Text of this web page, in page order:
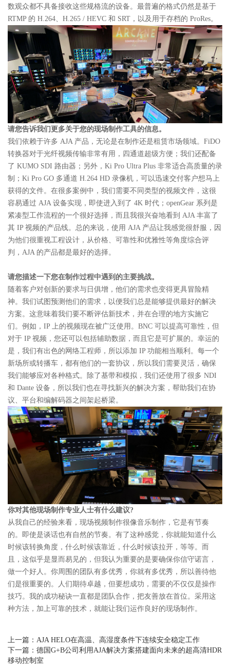
数观众都不具备接收这些规格流的设备。最普遍的格式仍然是基于
RTMP 的 H.264、H.265 / HEVC 和 SRT，以及用于存档的 ProRes。
请您告诉我们更多关于您的现场制作工具的信息。
我们依赖于许多 AJA 产品，无论是在制作还是租赁市场领域。FiDO
转换器对于光纤视频传输非常有用，四通道超级方便；我们还配备
了 KUMO SDI 路由器；另外，Ki Pro Ultra Plus 非常适合高质量的录
制；Ki Pro GO 多通道 H.264 HD 录像机，可以迅速交付客户想马上
获得的文件。在很多案例中，我们需要不同类型的视频文件，这很
容易通过 AJA 设备实现，即使进入到了 4K 时代；openGear 系列是
紧凑型工作流程的一个很好选择，而且我很兴奋地看到 AJA 丰富了
其 IP 视频的产品线。总的来说，使用 AJA 产品让我感觉很舒服，因
为他们很重视工程设计，从价格、可靠性和优雅性等角度综合评
判，AJA 的产品都是最好的选择。
请您描述一下您在制作过程中遇到的主要挑战。
随着客户对创新的要求与日俱增，他们的需求也变得更具冒险精
神。我们试图预测他们的需求，以便我们总是能够提供最好的解决
方案。这意味着我们要不断评估新技术，并在合理的地方实施它
们。例如，IP 上的视频现在被广泛使用。BNC 可以提高可靠性，但
对于 IP 视频，您还可以包括辅助数据，而且它是可扩展的。幸运的
是，我们有出色的网络工程师，所以添加 IP 功能相当顺利。每一个
新场所或转播车，都有他们的一套协议，所以我们需要灵活，确保
我们能够应对各种格式。除了基带和模拟，我们还使用了很多 NDI
和 Dante 设备，所以我们也在寻找新兴的解决方案，帮助我们在协
议、平台和编解码器之间架起桥梁。
你对其他现场制作专业人士有什么建议?
从我自己的经验来看，现场视频制作很像音乐制作，它是有节奏
的。即使是谈话也有自然的节奏。有了这种感觉，你就能知道什么
时候该转换角度，什么时候该靠近，什么时候该拉开，等等。而
且，这似乎是显而易见的，但我认为重要的是要确保你信守诺言，
做一个好人。你周围的团队有多优秀，你就有多优秀，所以善待他
们是很重要的。人们期待卓越，但要想成功，需要的不仅仅是操作
技巧。我的成功秘诀一直都是团队合作，把友善放在首位。采用这
种方法，加上可靠的技术，就能让我们运作良好的现场制作。
上一篇： AJA HELO在高温、高湿度条件下连续安全稳定工作
下一篇： 德国G+B公司利用AJA解决方案搭建面向未来的超高清HDR
移动控制室